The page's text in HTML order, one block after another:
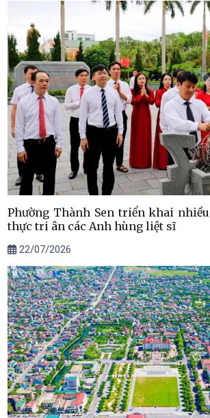
Phường Thành Sen triển khai
thực tri ân các Anh hùng liệt sĩ
22/07/2026